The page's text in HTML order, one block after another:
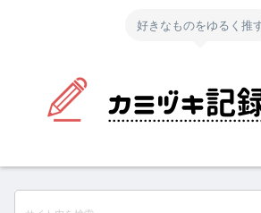
好きなものをゆるく推